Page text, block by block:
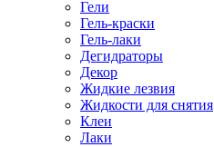
Гели
Гель-краски
Гель-лаки
Дегидраторы
Декор
Жидкие лезвия
Жидкости для снятия
Клеи
Лаки